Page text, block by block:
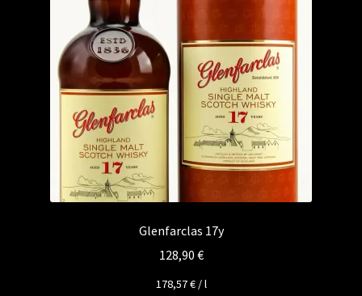
Glenfarclas 17y
128,90 €
178,57€/l